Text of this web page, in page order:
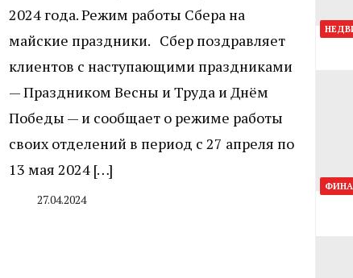
2024 года. Режим работы Сбера на
майские праздники. Сбер поздравляет
клиентов с наступающими праздниками
— Праздником Весны и Труда и Днём
Победы — и сообщает о режиме работы
своих отделений в период с 27 апреля по
13 мая 2024 […]
27.04.2024